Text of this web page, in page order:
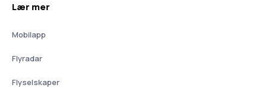
Lær mer
Mobilapp
Flyradar
Flyselskaper